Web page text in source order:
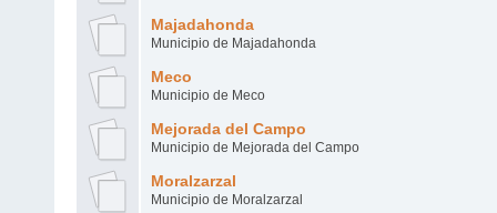
Majadahonda
Municipio de Majadahonda
Meco
Municipio de Meco
Mejorada del Campo
Municipio de Mejorada del Campo
Moralzarzal
Municipio de Moralzarzal